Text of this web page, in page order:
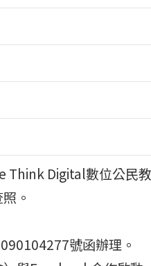
Think Digital數位公民
。
號函辦理。